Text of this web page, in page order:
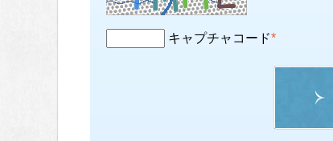
キャプチャコード*